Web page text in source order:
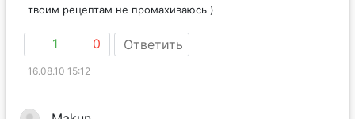
твоим рецептам не промахиваюсь )
1 0 Ответить
16.08.10 15:12